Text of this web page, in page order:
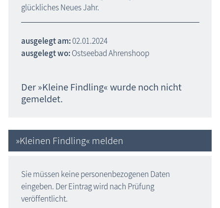
glückliches Neues Jahr.
ausgelegt am:02.01.2024
ausgelegt wo:Ostseebad Ahrenshoop
Der »Kleine Findling« wurde noch nicht
gemeldet.
»Kleinen Findling« melden
Sie müssen keine personenbezogenen Daten
eingeben. Der Eintrag wird nach Prüfung
veröffentlicht.